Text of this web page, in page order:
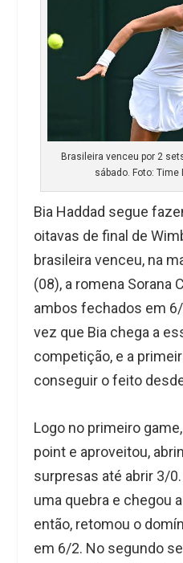
Brasileira venceu por 2
sábado. Foto:
Bia Haddad segue
oitavas de final de
brasileira venceu, na
(08), a romena Sorana
ambos fechados em
vez que Bia chega a
competição, e a
conseguir o feito
Logo no primeiro
point e aproveitou,
surpresas até abrir 3/
uma quebra e chegou
então, retomou o
em 6/2. No segundo